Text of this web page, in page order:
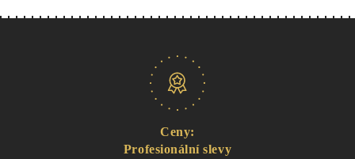
Ceny:
Profesionální slevy